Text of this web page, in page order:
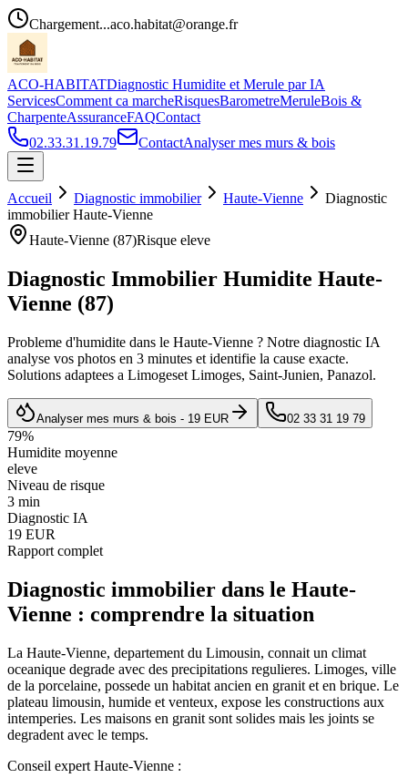
Chargement...aco.habitat@orange.fr
ACO-HABITATDiagnostic Humidite et Merule par IA
ServicesComment ca marcheRisquesBarometreMeruleBois &
CharpenteAssuranceFAQContact
02.33.31.19.79
ContactAnalyser mes murs & bois
Accueil Diagnostic immobilier Haute-Vienne
Diagnostic
immobilier Haute-Vienne
Haute-Vienne (87)Risque eleve
Diagnostic Immobilier Humidite Haute-
Vienne (87)
Probleme d'humidite dans le Haute-Vienne ? Notre diagnostic IA
analyse vos photos en 3 minutes et identifie la cause exacte.
Solutions adaptees a Limogeset Limoges, Saint-Junien, Panazol.
Analyser mes murs & bois - 19 EUR 02 33 31 19 79
79%
Humidite moyenne
eleve
Niveau de risque
3 min
Diagnostic IA
19 EUR
Rapport complet
Diagnostic immobilier dans le Haute-
Vienne : comprendre la situation
La Haute-Vienne, departement du Limousin, connait un climat
oceanique degrade avec des precipitations regulieres. Limoges, ville
de la porcelaine, possede un habitat ancien en granit et en brique. Le
plateau limousin, humide et venteux, expose les constructions aux
intemperies. Les maisons en granit sont solides mais les joints se
degradent avec le temps.
Conseil expert Haute-Vienne :